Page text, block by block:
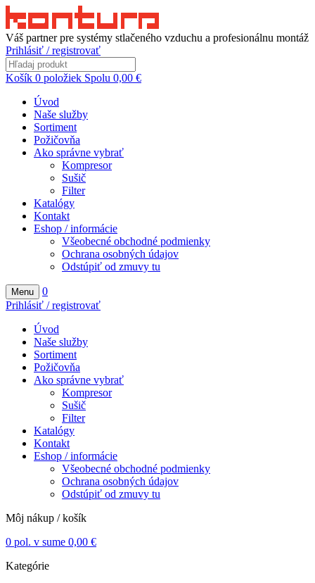
Váš partner pre systémy stlačeného vzduchu a profesionálnu montáž
Prihlásiť / registrovať
Košík 0 položiek Spolu 0,00 €
Úvod
Naše služby
Sortiment
Požičovňa
Ako správne vybrať
Kompresor
Sušič
Filter
Katalógy
Kontakt
Eshop / informácie
Všeobecné obchodné podmienky
Ochrana osobných údajov
Odstúpiť od zmuvy tu
Menu
0
Prihlásiť / registrovať
Úvod
Naše služby
Sortiment
Požičovňa
Ako správne vybrať
Kompresor
Sušič
Filter
Katalógy
Kontakt
Eshop / informácie
Všeobecné obchodné podmienky
Ochrana osobných údajov
Odstúpiť od zmuvy tu
Môj nákup / košík
0 pol. v sume 0,00 €
Kategórie